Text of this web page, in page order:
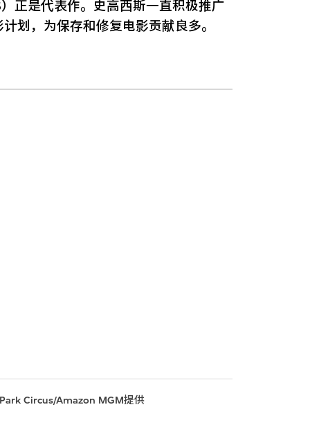
正是代表作。史高西斯一直积极推广
划，为保存和修复电影贡献良多。
Circus/Amazon MGM提供